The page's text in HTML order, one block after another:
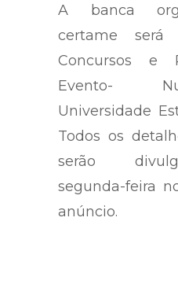
A banca
certame
Concursos e
Evento-
Universidade
Todos os
serão
segunda-feira
anúncio.